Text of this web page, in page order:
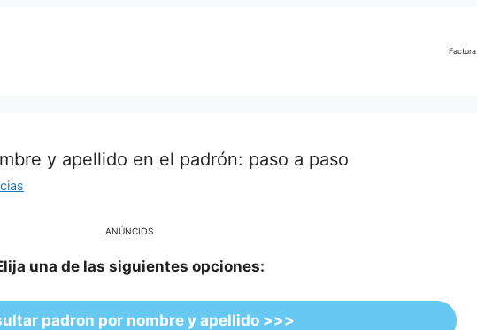
Factura
y apellido en el padrón: paso a paso
ANÚNCIOS
una de las siguientes opciones:
padron por nombre y apellido >>>